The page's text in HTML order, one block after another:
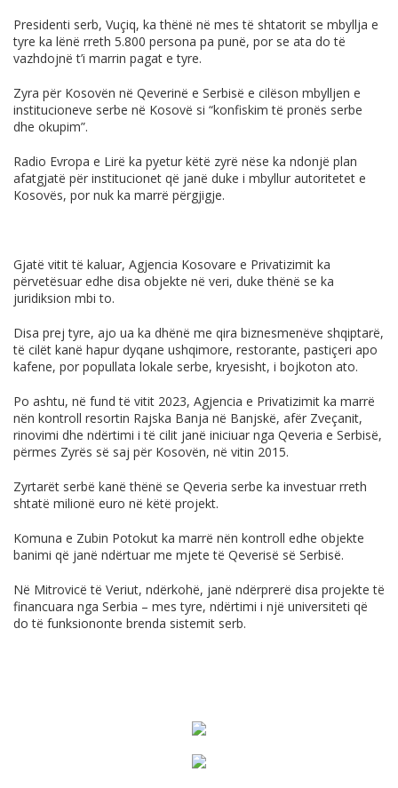
Presidenti serb, Vuçiq, ka thënë në mes të shtatorit se mbyllja e
tyre ka lënë rreth 5.800 persona pa punë, por se ata do të
vazhdojnë t’i marrin pagat e tyre.
Zyra për Kosovën në Qeverinë e Serbisë e cilëson mbylljen e
institucioneve serbe në Kosovë si “konfiskim të pronës serbe
dhe okupim”.
Radio Evropa e Lirë ka pyetur këtë zyrë nëse ka ndonjë plan
afatgjatë për institucionet që janë duke i mbyllur autoritetet e
Kosovës, por nuk ka marrë përgjigje.
Gjatë vitit të kaluar, Agjencia Kosovare e Privatizimit ka
përvetësuar edhe disa objekte në veri, duke thënë se ka
juridiksion mbi to.
Disa prej tyre, ajo ua ka dhënë me qira biznesmenëve shqiptarë,
të cilët kanë hapur dyqane ushqimore, restorante, pastiçeri apo
kafene, por popullata lokale serbe, kryesisht, i bojkoton ato.
Po ashtu, në fund të vitit 2023, Agjencia e Privatizimit ka marrë
nën kontroll resortin Rajska Banja në Banjskë, afër Zveçanit,
rinovimi dhe ndërtimi i të cilit janë iniciuar nga Qeveria e Serbisë,
përmes Zyrës së saj për Kosovën, në vitin 2015.
Zyrtarët serbë kanë thënë se Qeveria serbe ka investuar rreth
shtatë milionë euro në këtë projekt.
Komuna e Zubin Potokut ka marrë nën kontroll edhe objekte
banimi që janë ndërtuar me mjete të Qeverisë së Serbisë.
Në Mitrovicë të Veriut, ndërkohë, janë ndërprerë disa projekte të
financuara nga Serbia – mes tyre, ndërtimi i një universiteti që
do të funksiononte brenda sistemit serb.